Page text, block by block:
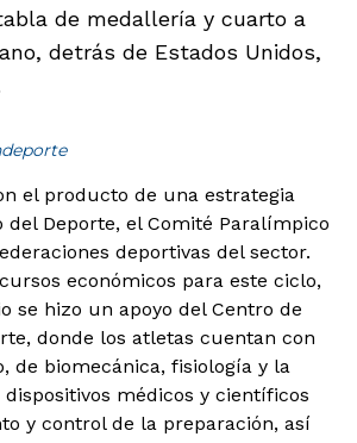
de medallería y cuarto a
detrás de Estados Unidos,
el producto de una estrategia
del Deporte, el Comité Paralímpico
deportivas del sector.
económicos para este ciclo,
se hizo un apoyo del Centro de
donde los atletas cuentan con
de biomecánica, fisiología y la
médicos y científicos
y control de la preparación, así